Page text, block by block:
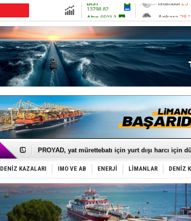
Altın6503.3
Euro54.9414 Antalya28
Muğla 29 °C
Çanakkale
İTU AUV, Dünya’da 2. oldu!
PROYAD, yat mürettebatı için yurt dışı harcı için
Türkiye-Irak enerji hattında yeni dönem başlıyor
Türk Armatöre 'Uyuşturucu' tutuklaması!
Deniz turizminde yeni ‘Ceza Rejimi’!
DÖDER, 28. Dönem Yönetim Kurulu Başkanını
Fairline, Türkiye’de ‘SoleMarin’i seçti
Baltık Denizi'nde tarih yazıldı!
Runit kubbesi okyanusun derinliklerinde halkı
DENİZ KAZALARI IMO VE AB ENERJİ LİMANLAR DENİZ